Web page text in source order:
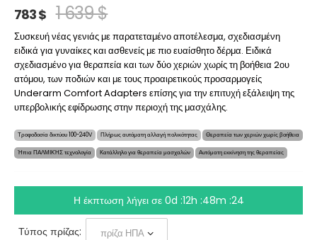
783 $ 1 639 $
Συσκευή νέας γενιάς με παρατεταμένο αποτέλεσμα, σχεδιασμένη
ειδικά για γυναίκες και ασθενείς με πιο ευαίσθητο δέρμα. Ειδικά
σχεδιασμένο για θεραπεία και των δύο χεριών χωρίς τη βοήθεια 2ου
ατόμου, των ποδιών και με τους προαιρετικούς προσαρμογείς
Underarm Comfort Adapters επίσης για την επιτυχή εξάλειψη της
υπερβολικής εφίδρωσης στην περιοχή της μασχάλης.
Τροφοδοσία δικτύου 100-240V Πλήρως αυτόματη αλλαγή πολικότητας Θεραπεία των χεριών χωρίς βοήθεια
Ήπια ΠΑΛΜΙΚΉΣ τεχνολογία Κατάλληλο για θεραπεία μασχαλών Αυτόματη εκκίνηση της θεραπείας
Η έκπτωση λήγει σε0d :12h :48m :23
Τύπος πρίζας: